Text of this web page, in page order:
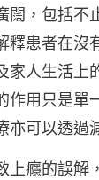
闊，包括不
釋患者在沒
家人生活上
作用只是單
亦可以透過
上癮的誤解